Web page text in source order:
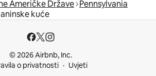
Američke Države Pennsylvania
kuće
© 2026 Airbnb, Inc.
o privatnosti
Uvjeti